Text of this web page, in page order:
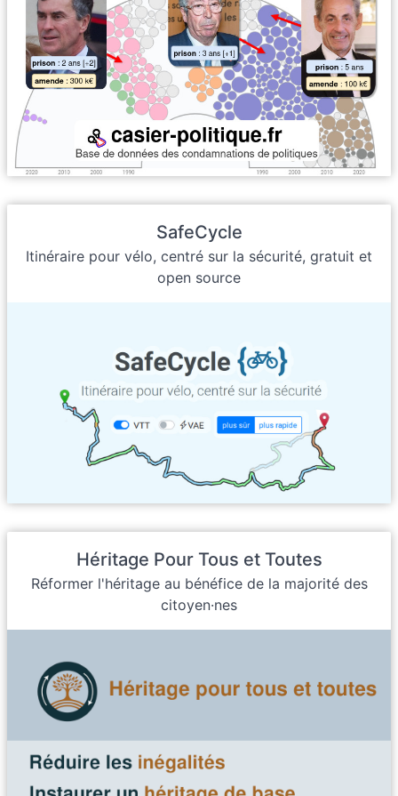
SafeCycle
Itinéraire pour vélo, centré sur la sécurité, gratuit et
open source
Héritage Pour Tous et Toutes
Réformer l'héritage au bénéfice de la majorité des
citoyen·nes